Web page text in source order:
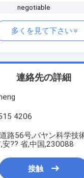
negotiable
多くを見て下さい
連絡先の詳細
4206
路56号,バヤン科学技
安?? 省,中国,230088
接触